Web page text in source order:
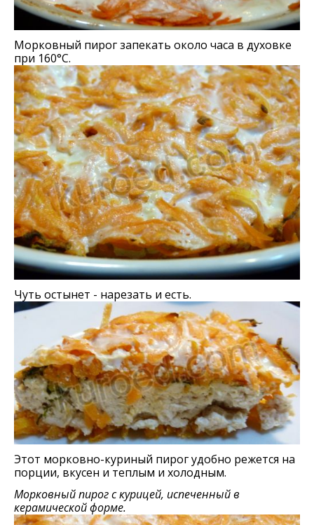
Морковный пирог запекать около часа в духовке
при 160°С.
Чуть остынет - нарезать и есть.
Этот морковно-куриный пирог удобно режется на
порции, вкусен и теплым и холодным.
Морковный пирог с курицей, испеченный в
керамической форме.